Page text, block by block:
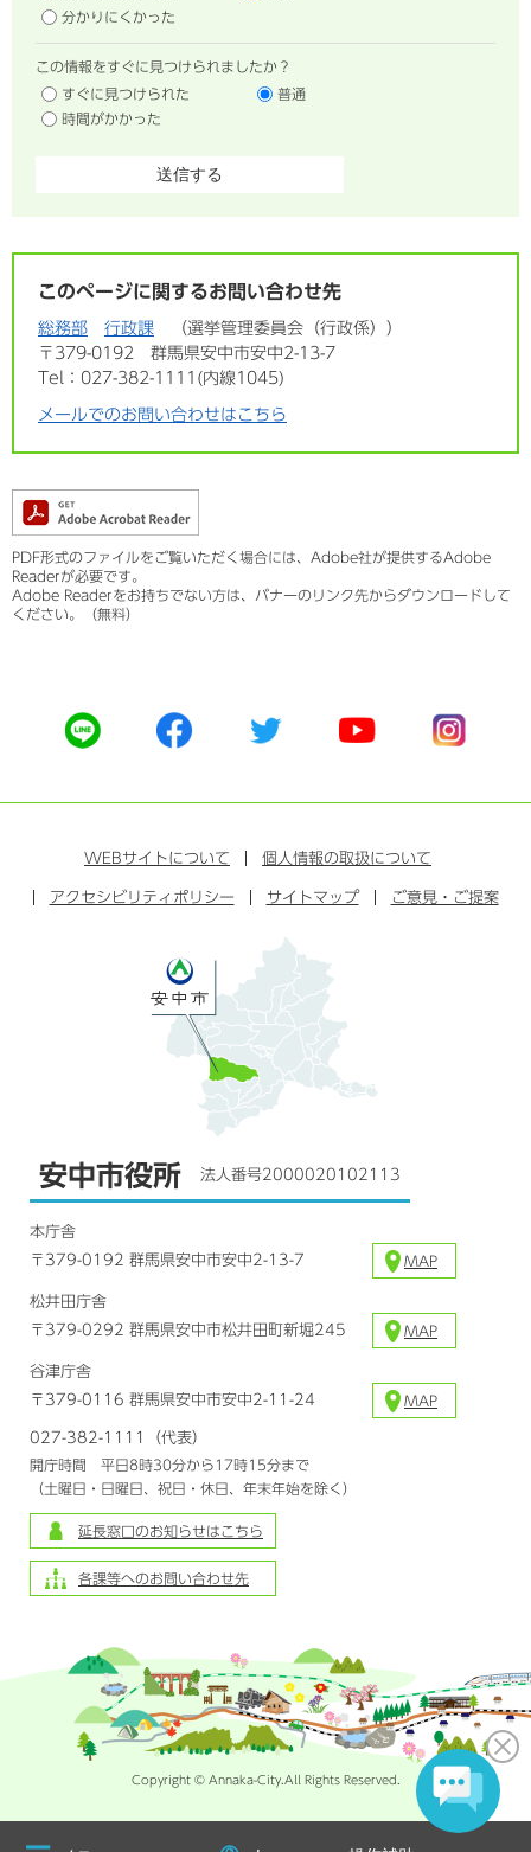
分かりにくかった
この情報をすぐに見つけられましたか？
すぐに見つけられた
普通
時間がかかった
このページに関するお問い合わせ先
総務部 行政課
選挙管理委員会（行政係）
〒379-0192
群馬県安中市安中2-13-7
Tel：027-382-1111(内線1045)
メールでのお問い合わせはこちら
PDF形式のファイルをご覧いただく場合には、Adobe社が提供するAdobe
Readerが必要です。
Adobe Readerをお持ちでない方は、バナーのリンク先からダウンロードして
ください。（無料）
公
式
公
式
ス
ッ
公
式
公
式
ュ
ブ
公
式
ラ
WEBサイトについて 個人情報の取扱について
アクセシビリティポリシー サイトマップ ご意見・ご提案
安中市役所 法人番号2000020102113
本庁舎
〒379-0192 群馬県安中市安中2-13-7
MAP
松井田庁舎
〒379-0292 群馬県安中市松井田町新堀245
MAP
谷津庁舎
〒379-0116 群馬県安中市安中2-11-24
MAP
027-382-1111（代表）
開庁時間 平日8時30分から17時15分まで
（土曜日・日曜日、祝日・休日、年末年始を除く）
延長窓口のお知らせはこちら
各課等へのお問い合わせ先
Copyright © Annaka-City.All Rights Reserved.